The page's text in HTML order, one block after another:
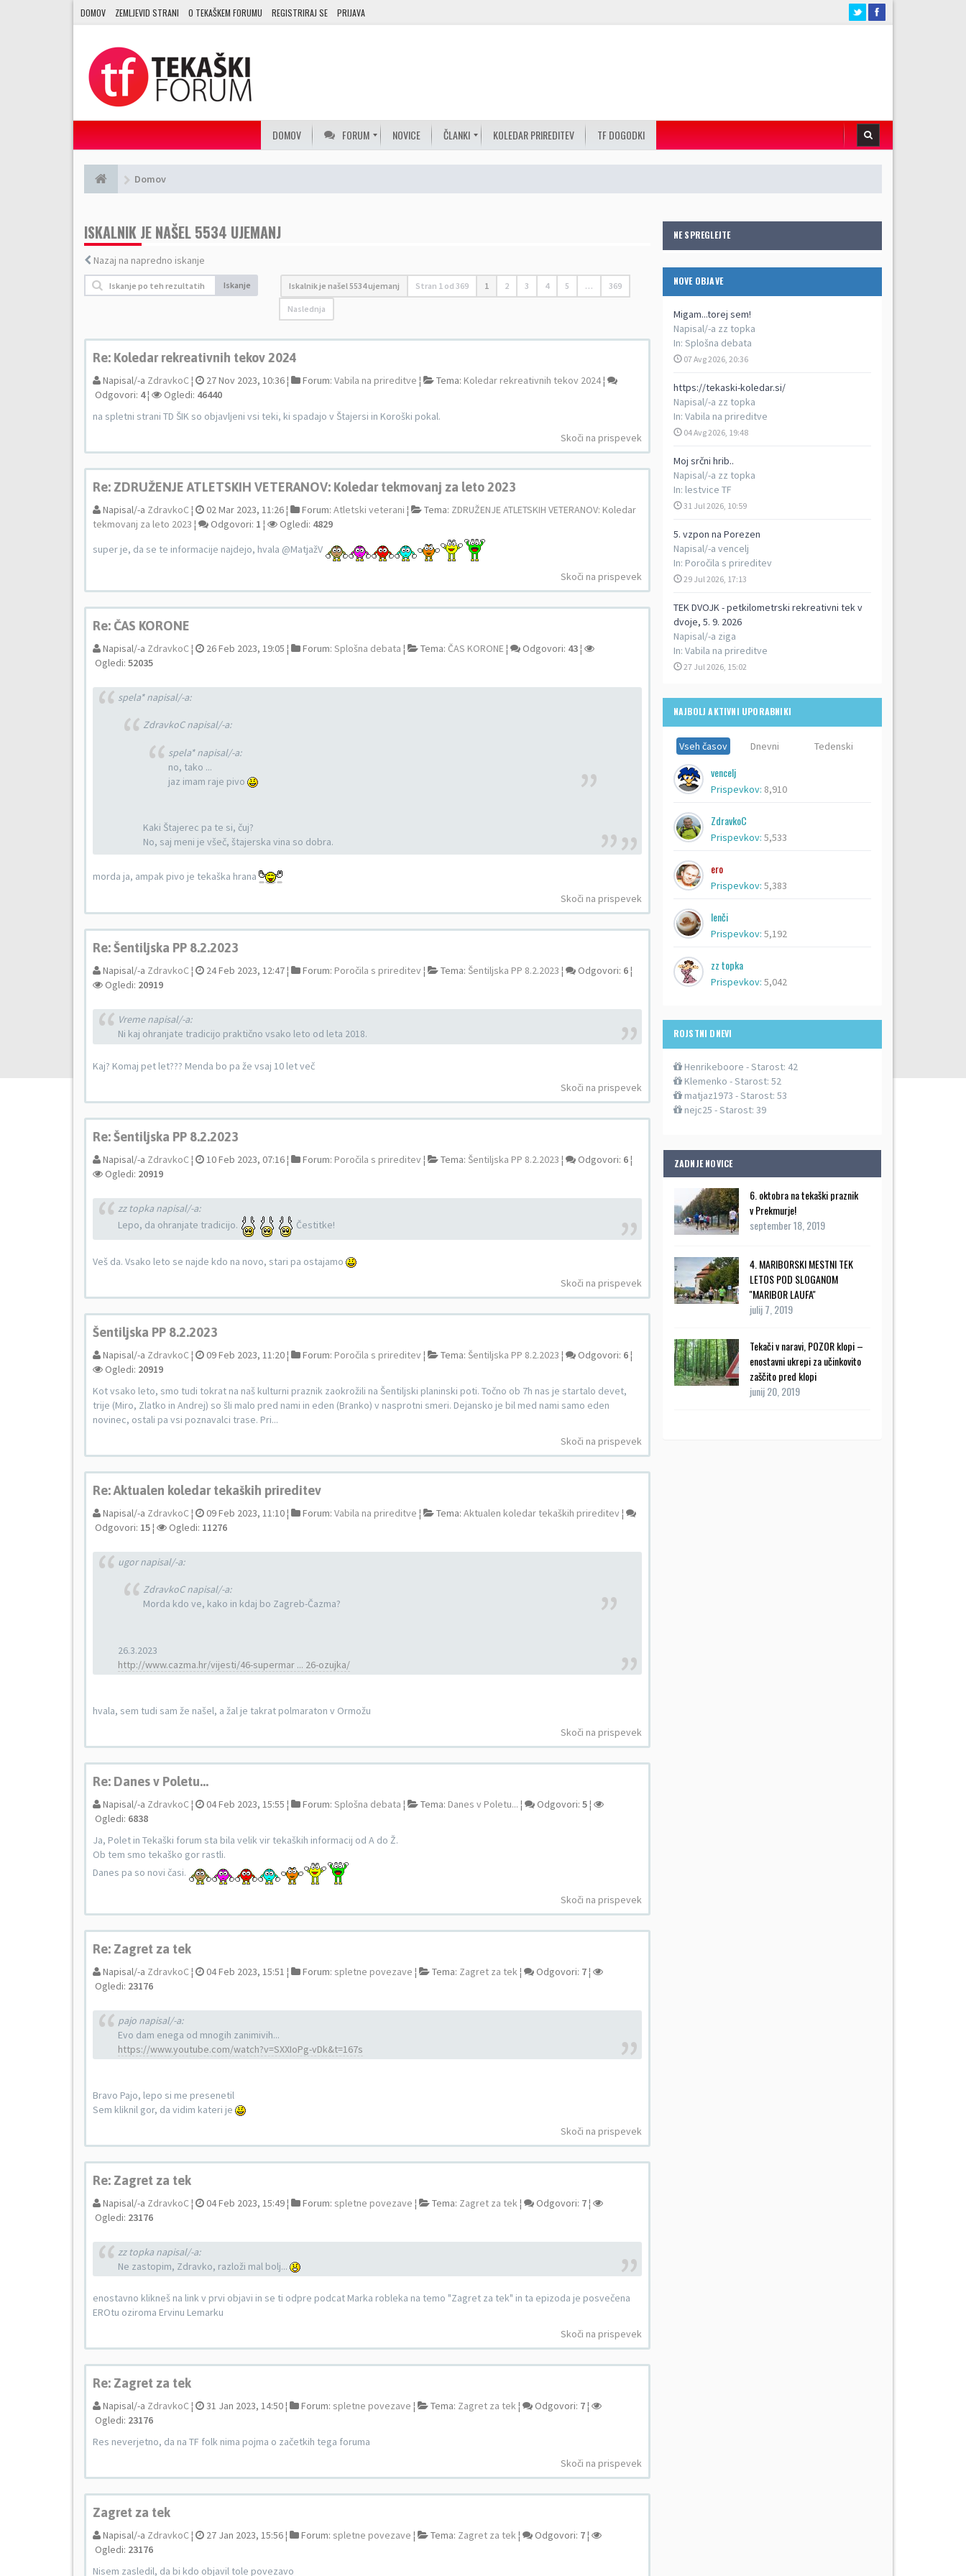
DOMOV ZEMLJEVID STRANI O TEKAŠKEM FORUMU REGISTRIRAJ SE PRIJAVA
DOMOV FORUM NOVICE ČLANKI KOLEDAR PRIREDITEV TF DOGODKI
Domov
NE SPREGLEJTE
NOVE OBJAVE
Migam...torej sem!
Napisal/-a zz topka
In: Splošna debata
07 Avg 2026, 20:36
https://tekaski-koledar.si/
Napisal/-a zz topka
In: Vabila na prireditve
04 Avg 2026, 19:48
Moj srčni hrib..
Napisal/-a zz topka
In: lestvice TF
31 Jul 2026, 10:59
5. vzpon na Porezen
Napisal/-a vencelj
In: Poročila s prireditev
29 Jul 2026, 17:13
TEK DVOJK - petkilometrski rekreativni tek v
dvoje, 5. 9. 2026
Napisal/-a ziga
In: Vabila na prireditve
27 Jul 2026, 15:02
NAJBOLJ AKTIVNI UPORABNIKI
Vseh časov Dnevni Tedenski
vencelj
Prispevkov: 8,910
ZdravkoC
Prispevkov: 5,533
ero
Prispevkov: 5,383
lenči
Prispevkov: 5,192
zz topka
Prispevkov: 5,042
ROJSTNI DNEVI
Henrikeboore - Starost: 42
Klemenko - Starost: 52
matjaz1973 - Starost: 53
nejc25 - Starost: 39
ZADNJE NOVICE
6. oktobra na tekaški praznik
v Prekmurje!
september 18, 2019
4. MARIBORSKI MESTNI TEK
LETOS POD SLOGANOM
''MARIBOR LAUFA''
julij 7, 2019
Tekači v naravi, POZOR klopi –
enostavni ukrepi za učinkovito
zaščito pred klopi
junij 20, 2019
ISKALNIK JE NAŠEL 5534 UJEMANJ
Nazaj na napredno iskanje
Iskanje Iskalnik je našel 5534 ujemanj Stran 1od 369 1 2 3 4 5 … 369
Naslednja
Re: Koledar rekreativnih tekov 2024
Napisal/-a ZdravkoC¦ 27 Nov 2023, 10:36 ¦ Forum: Vabila na prireditve ¦ Tema: Koledar rekreativnih tekov 2024¦
Odgovori: 4¦ Ogledi: 46440
na spletni strani TD ŠIK so objavljeni vsi teki, ki spadajo v Štajersi in Koroški pokal.
Skoči na prispevek
Re: ZDRUŽENJE ATLETSKIH VETERANOV: Koledar tekmovanj za leto 2023
Napisal/-a ZdravkoC¦ 02 Mar 2023, 11:26 ¦ Forum: Atletski veterani ¦ Tema: ZDRUŽENJE ATLETSKIH VETERANOV: Koledar
tekmovanj za leto 2023 ¦ Odgovori: 1 ¦ Ogledi: 4829
super je, da se te informacije najdejo, hvala @MatjažV
Skoči na prispevek
Re: ČAS KORONE
Napisal/-a ZdravkoC¦ 26 Feb 2023, 19:05 ¦ Forum: Splošna debata ¦ Tema: ČAS KORONE¦ Odgovori: 43¦
Ogledi: 52035
spela* napisal/-a:
ZdravkoC napisal/-a:
spela* napisal/-a:
no, tako ...
jaz imam raje pivo
Kaki Štajerec pa te si, čuj?
No, saj meni je všeč, štajerska vina so dobra.
morda ja, ampak pivo je tekaška hrana
Skoči na prispevek
Re: Šentiljska PP 8.2.2023
Napisal/-a ZdravkoC¦ 24 Feb 2023, 12:47 ¦ Forum: Poročila s prireditev ¦ Tema: Šentiljska PP 8.2.2023 ¦ Odgovori: 6¦
Ogledi: 20919
Vreme napisal/-a:
Ni kaj ohranjate tradicijo praktično vsako leto od leta 2018.
Kaj? Komaj pet let??? Menda bo pa že vsaj 10 let več
Skoči na prispevek
Re: Šentiljska PP 8.2.2023
Napisal/-a ZdravkoC¦ 10 Feb 2023, 07:16 ¦ Forum: Poročila s prireditev ¦ Tema: Šentiljska PP 8.2.2023 ¦ Odgovori: 6¦
Ogledi: 20919
zz topka napisal/-a:
Lepo, da ohranjate tradicijo.
Čestitke!
Veš da. Vsako leto se najde kdo na novo, stari pa ostajamo
Skoči na prispevek
Šentiljska PP 8.2.2023
Napisal/-a ZdravkoC¦ 09 Feb 2023, 11:20 ¦ Forum: Poročila s prireditev ¦ Tema: Šentiljska PP 8.2.2023 ¦ Odgovori: 6¦
Ogledi: 20919
Kot vsako leto, smo tudi tokrat na naš kulturni praznik zaokrožili na Šentiljski planinski poti. Točno ob 7h nas je startalo devet,
trije (Miro, Zlatko in Andrej) so šli malo pred nami in eden (Branko) v nasprotni smeri. Dejansko je bil med nami samo eden
novinec, ostali pa vsi poznavalci trase. Pri...
Skoči na prispevek
Re: Aktualen koledar tekaških prireditev
Napisal/-a ZdravkoC¦ 09 Feb 2023, 11:10 ¦ Forum: Vabila na prireditve ¦ Tema: Aktualen koledar tekaških prireditev ¦
Odgovori: 15¦ Ogledi: 11276
ugor napisal/-a:
ZdravkoC napisal/-a:
Morda kdo ve, kako in kdaj bo Zagreb-Čazma?
26.3.2023
http://www.cazma.hr/vijesti/46-supermar ... 26-ozujka/
hvala, sem tudi sam že našel, a žal je takrat polmaraton v Ormožu
Skoči na prispevek
Re: Danes v Poletu...
Napisal/-a ZdravkoC¦ 04 Feb 2023, 15:55 ¦ Forum: Splošna debata ¦ Tema: Danes v Poletu... ¦ Odgovori: 5¦
Ogledi: 6838
Ja, Polet in Tekaški forum sta bila velik vir tekaških informacij od A do Ž.
Ob tem smo tekaško gor rastli.
Danes pa so novi časi.
Skoči na prispevek
Re: Zagret za tek
Napisal/-a ZdravkoC¦ 04 Feb 2023, 15:51 ¦ Forum: spletne povezave ¦ Tema: Zagret za tek¦ Odgovori: 7¦
Ogledi: 23176
pajo napisal/-a:
Evo dam enega od mnogih zanimivih...
https://www.youtube.com/watch?v=SXXIoPg-vDk&t=167s
Bravo Pajo, lepo si me presenetil
Sem kliknil gor, da vidim kateri je
Skoči na prispevek
Re: Zagret za tek
Napisal/-a ZdravkoC¦ 04 Feb 2023, 15:49 ¦ Forum: spletne povezave ¦ Tema: Zagret za tek¦ Odgovori: 7¦
Ogledi: 23176
zz topka napisal/-a:
Ne zastopim, Zdravko, razloži mal bolj...
enostavno klikneš na link v prvi objavi in se ti odpre podcat Marka robleka na temo "Zagret za tek" in ta epizoda je posvečena
EROtu oziroma Ervinu Lemarku
Skoči na prispevek
Re: Zagret za tek
Napisal/-a ZdravkoC¦ 31 Jan 2023, 14:50 ¦ Forum: spletne povezave ¦ Tema: Zagret za tek¦ Odgovori: 7¦
Ogledi: 23176
Res neverjetno, da na TF folk nima pojma o začetkih tega foruma
Skoči na prispevek
Zagret za tek
Napisal/-a ZdravkoC¦ 27 Jan 2023, 15:56 ¦ Forum: spletne povezave ¦ Tema: Zagret za tek¦ Odgovori: 7¦
Ogledi: 23176
Nisem zasledil, da bi kdo objavil tole povezavo